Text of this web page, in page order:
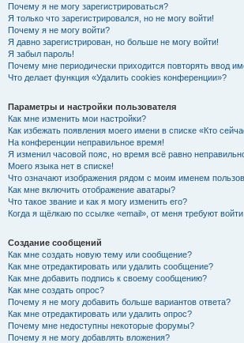
Почему я не могу зарегистрироваться?
Я только что зарегистрировался, но не могу войти!
Почему я не могу войти?
Я давно зарегистрирован, но больше не могу войти!
Я забыл пароль!
Почему мне периодически приходится повторять ввод
Что делает функция «Удалить cookies конференции»?
Параметры и настройки пользователя
Как мне изменить мои настройки?
Как избежать появления моего имени в списке «Кто
На конференции неправильное время!
Я изменил часовой пояс, но время всё равно
Моего языка нет в списке!
Что означают изображения рядом с моим именем
Как мне включить отображение аватары?
Что такое звание и как я могу изменить его?
Когда я щёлкаю по ссылке «email», от меня требуют
Создание сообщений
Как мне создать новую тему или сообщение?
Как мне отредактировать или удалить сообщение?
Как мне добавить подпись к своему сообщению?
Как мне создать опрос?
Почему я не могу добавить больше вариантов ответа?
Как мне отредактировать или удалить опрос?
Почему мне недоступны некоторые форумы?
Почему я не могу добавлять вложения?